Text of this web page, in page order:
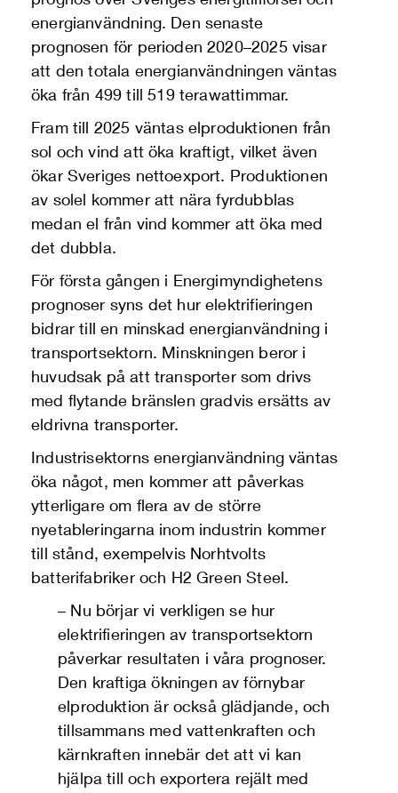
energianvändning. Den senaste
prognosen för perioden 2020–2025 visar
att den totala energianvändningen väntas
öka från 499 till 519 terawattimmar.
Fram till 2025 väntas elproduktionen från
sol och vind att öka kraftigt, vilket även
ökar Sveriges nettoexport. Produktionen
av solel kommer att nära fyrdubblas
medan el från vind kommer att öka med
det dubbla.
För första gången i Energimyndighetens
prognoser syns det hur elektrifieringen
bidrar till en minskad energianvändning i
transportsektorn. Minskningen beror i
huvudsak på att transporter som drivs
med flytande bränslen gradvis ersätts av
eldrivna transporter.
Industrisektorns energianvändning väntas
öka något, men kommer att påverkas
ytterligare om flera av de större
nyetableringarna inom industrin kommer
till stånd, exempelvis Norhtvolts
batterifabriker och H2 Green Steel.
– Nu börjar vi verkligen se hur
elektrifieringen av transportsektorn
påverkar resultaten i våra prognoser.
Den kraftiga ökningen av förnybar
elproduktion är också glädjande, och
tillsammans med vattenkraften och
kärnkraften innebär det att vi kan
hjälpa till och exportera rejält med